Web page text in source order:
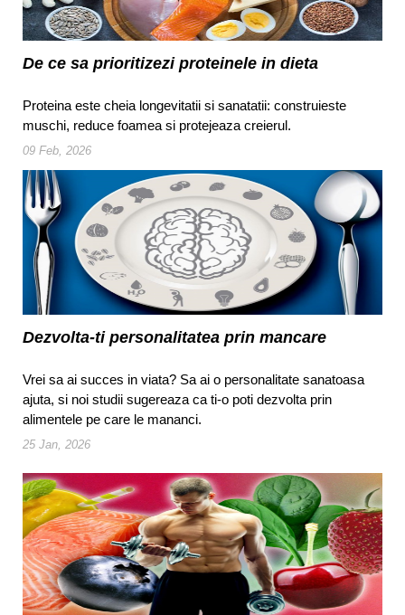
De ce sa prioritizezi proteinele in dieta
Proteina este cheia longevitatii si sanatatii: construieste
muschi, reduce foamea si protejeaza creierul.
09 Feb, 2026
Dezvolta-ti personalitatea prin mancare
Vrei sa ai succes in viata? Sa ai o personalitate sanatoasa
ajuta, si noi studii sugereaza ca ti-o poti dezvolta prin
alimentele pe care le mananci.
25 Jan, 2026